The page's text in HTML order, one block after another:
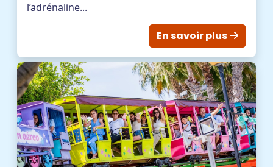
l’adrénaline...
En savoir plus